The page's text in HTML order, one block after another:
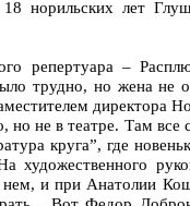
норильских лет
репертуара –
трудно, но жена не
директора
не в театре. Там все
круга”, где
нем, и при Анатолии